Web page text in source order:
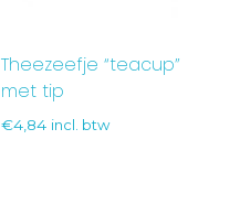
Theezeefje “teacup”
met tip
€4,84 incl. btw